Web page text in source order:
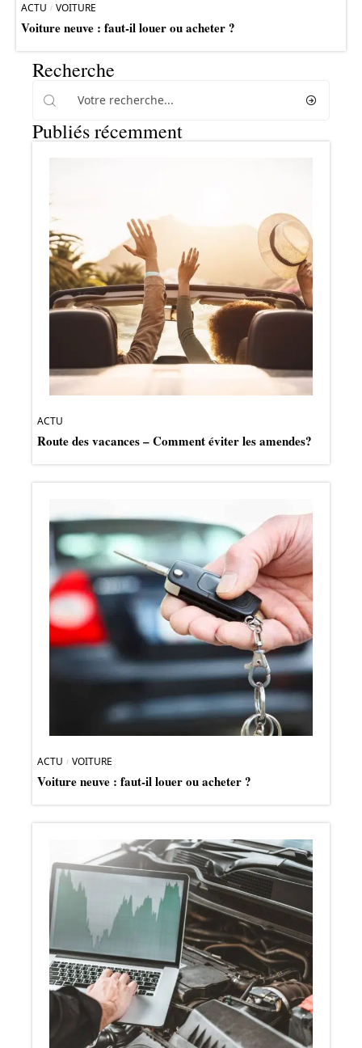
ACTU VOITURE
Voiture neuve : faut-il louer ou acheter ?
Recherche
Publiés récemment
ACTU
Route des vacances – Comment éviter les amendes?
ACTU VOITURE
Voiture neuve : faut-il louer ou acheter ?